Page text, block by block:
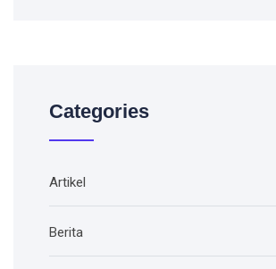
Categories
Artikel
Berita